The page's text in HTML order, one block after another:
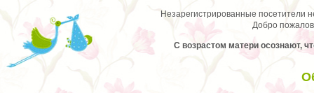
Незарегистрированные посетители
Добро
С возрастом матери осознают,